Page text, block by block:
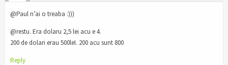
@Paul n’ai o treaba :)))
@restu. Era dolaru 2,5 lei acu e 4.
200 de dolari erau 500leI. 200 acu sunt 800
Reply